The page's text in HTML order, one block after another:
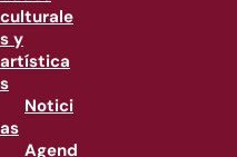
culturale
s y
artística
s
Notici
as
Agend